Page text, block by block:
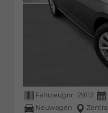
Fahrzeugnr.: 29112
Neuwagen